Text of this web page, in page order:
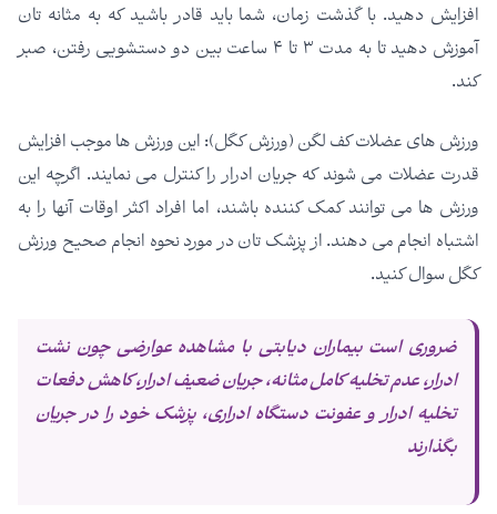
افزایش دهید. با گذشت زمان، شما باید قادر باشید که به مثانه تان
آموزش دهید تا به مدت ۳ تا ۴ ساعت بین دو دستشویی رفتن، صبر
کند.
ورزش های عضلات کف لگن (ورزش کگل): این ورزش ها موجب افزایش
قدرت عضلات می شوند که جریان ادرار را کنترل می نمایند. اگرچه این
ورزش ها می توانند کمک کننده باشند، اما افراد اکثر اوقات آنها را به
اشتباه انجام می دهند. از پزشک تان در مورد نحوه انجام صحیح ورزش
کگل سوال کنید.
ضروری است بیماران دیابتی با مشاهده عوارضی چون نشت
ادرار، عدم تخلیه کامل مثانه، جریان ضعیف ادرار، کاهش دفعات
تخلیه ادرار و عفونت دستگاه ادراری، پزشک خود را در جریان
بگذارند